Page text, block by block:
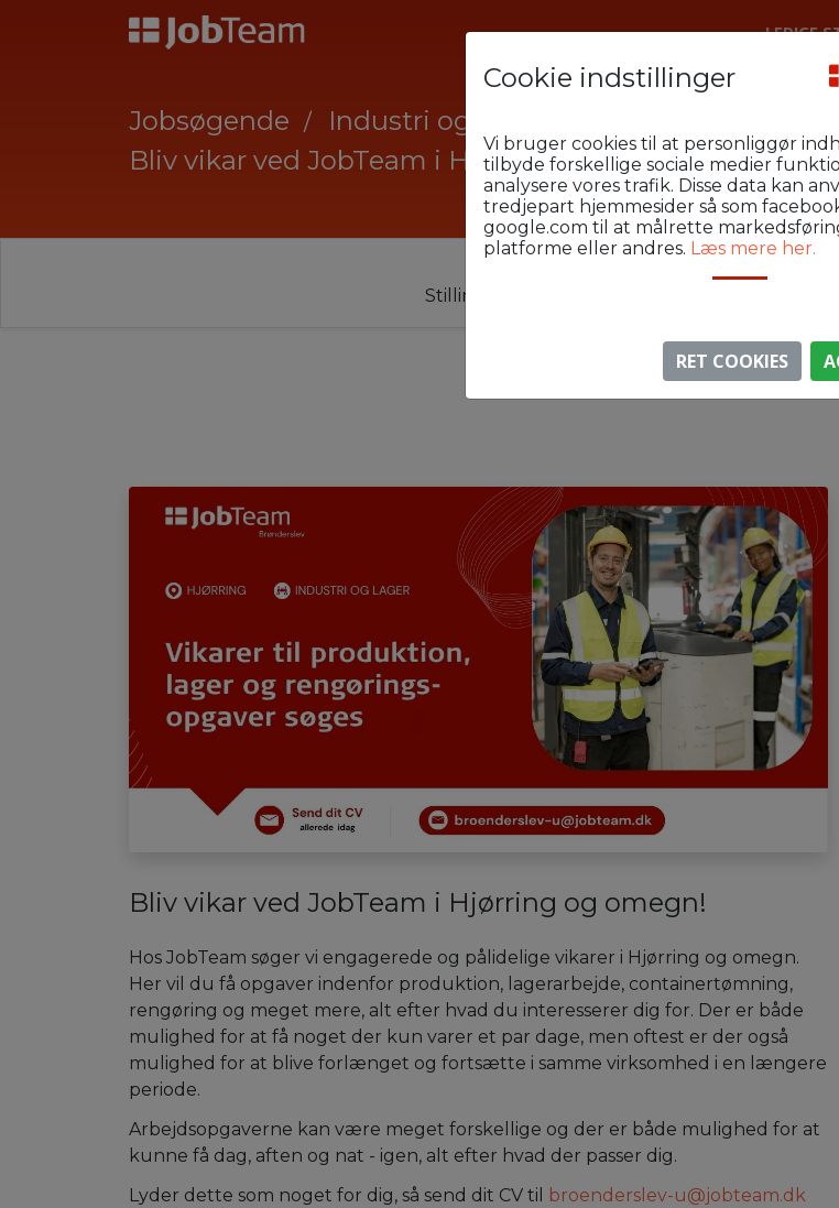
LEDIGE
Jobsøgende Industri og Lager
Bliv vikar ved JobTeam i Hjørring og omegn!
Stillingen er ikke længere aktiv, men du kan
Bliv vikar ved JobTeam i Hjørring og omegn!
Hos JobTeam søger vi engagerede og pålidelige vikarer i Hjørring og omegn.
Her vil du få opgaver indenfor produktion, lagerarbejde, containertømning,
rengøring og meget mere, alt efter hvad du interesserer dig for. Der er både
mulighed for at få noget der kun varer et par dage, men oftest er der også
mulighed for at blive forlænget og fortsætte i samme virksomhed i en længere
periode.
Arbejdsopgaverne kan være meget forskellige og der er både mulighed for at
kunne få dag, aften og nat - igen, alt efter hvad der passer dig.
Lyder dette som noget for dig, så send dit CV til
broenderslev-u@jobteam.dk
Cookie indstillinger
Vi bruger cookies til at personliggør
tilbyde forskellige sociale medier
analysere vores trafik. Disse data kan
tredjepart hjemmesider så som
google.com til at målrette
platforme eller andres. Læs mere her.
RET COOKIES